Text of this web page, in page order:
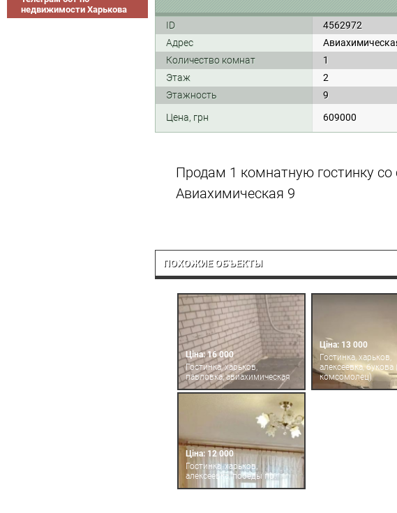
недвижимости Харькова
ID 4562972
Адрес
Количество комнат
1
Этаж
2
Этажность
9
Цена, грн
609000
Продам 1 комнатную гостинку
Авиахимическая 9
ПОХОЖИЕ ОБЪЕКТЫ
Ціна: 16 000
Гостинка, харьков,
павловка, авиахимическая
Ціна: 13 000
Гостинка, харьков,
алексеевка, букова
комсомолец)
Ціна: 12 000
Гостинка, харьков,
алексеевка, победы пр.